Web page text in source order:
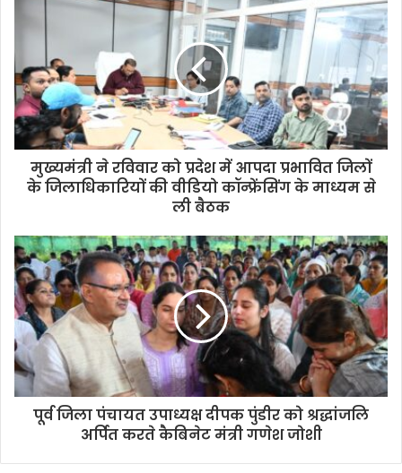
मुख्यमंत्री ने रविवार को प्रदेश में आपदा प्रभावित जिलों
के जिलाधिकारियों की वीडियो कॉन्फ्रेंसिंग के माध्यम से
ली बैठक
पूर्व जिला पंचायत उपाध्यक्ष दीपक पुंडीर को श्रद्धांजलि
अर्पित करते कैबिनेट मंत्री गणेश जोशी